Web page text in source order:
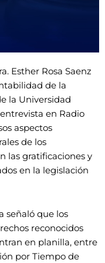
Esther Rosa Saenz
de la
la Universidad
en Radio
aspectos
de los
las gratificaciones y
en la legislación
señaló que los
reconocidos
en planilla, entre
por Tiempo de